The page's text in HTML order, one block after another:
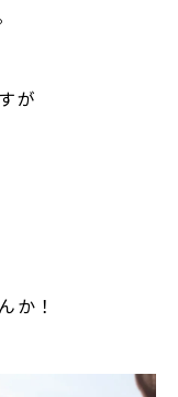
が
か！